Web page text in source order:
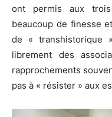
ont permis aux trois
beaucoup de finesse
de « transhistorique
librement des
rapprochements
pas à « résister » aux